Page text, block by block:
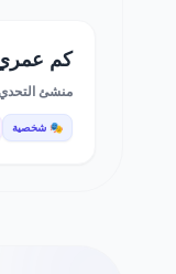
كم
منشئ
🎭 شخصية